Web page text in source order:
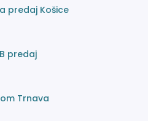
predaj Košice
predaj
Trnava